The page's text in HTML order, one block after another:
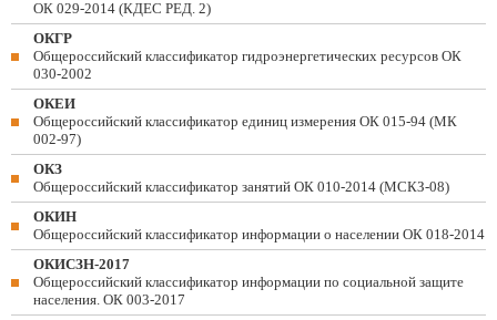
ОК 029-2014 (КДЕС РЕД. 2)
ОКГР
Общероссийский классификатор гидроэнергетических ресурсов ОК
030-2002
ОКЕИ
Общероссийский классификатор единиц измерения ОК 015-94 (МК
002-97)
ОКЗ
Общероссийский классификатор занятий ОК 010-2014 (МСКЗ-08)
ОКИН
Общероссийский классификатор информации о населении ОК 018-2014
ОКИСЗН-2017
Общероссийский классификатор информации по социальной защите
населения. ОК 003-2017